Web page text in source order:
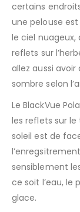
certains
une pelouse
le ciel nuageux,
reflets sur
allez aussi avoir
sombre selon
Le BlackVue
les reflets sur
soleil est de
sensiblement
ce soit l’eau, le
glace.